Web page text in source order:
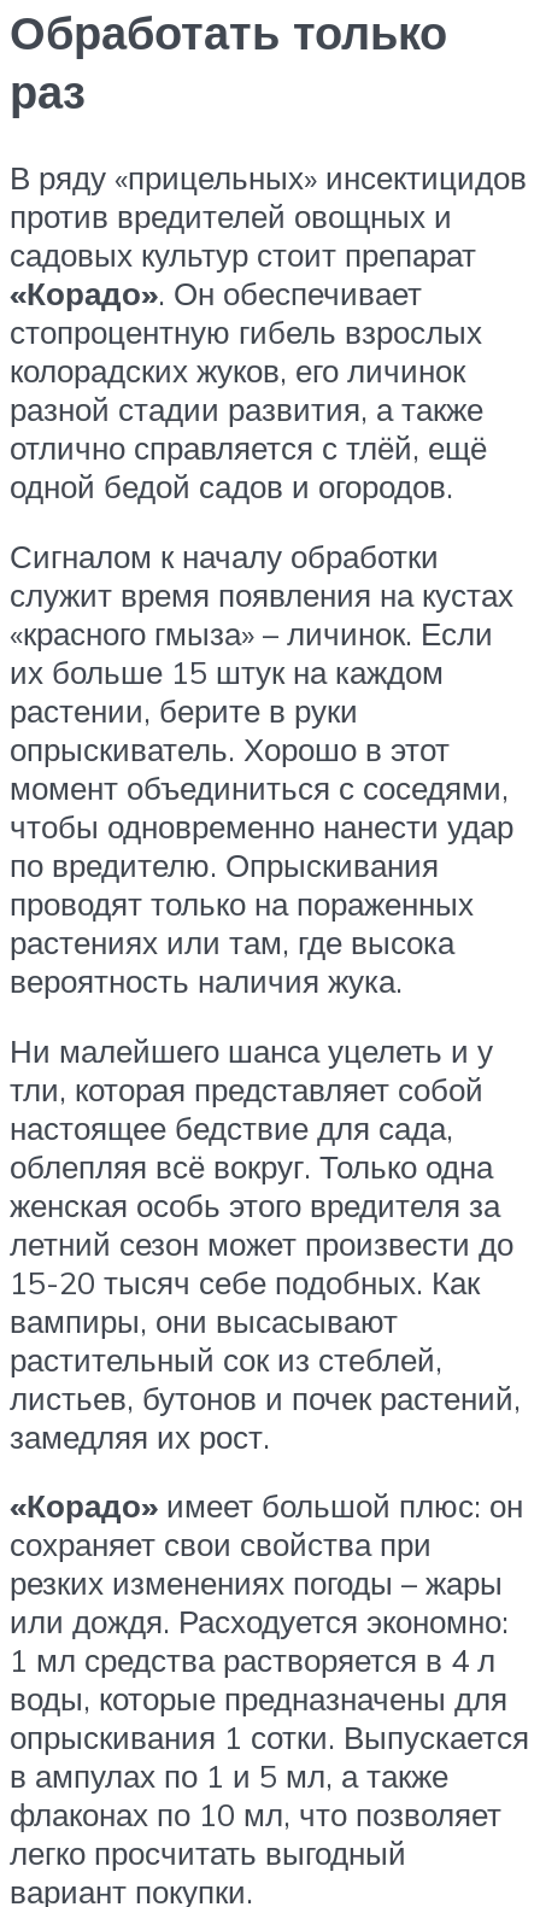
Обработать только
раз
В ряду «прицельных» инсектицидов
против вредителей овощных и
садовых культур стоит препарат
«Корадо». Он обеспечивает
стопроцентную гибель взрослых
колорадских жуков, его личинок
разной стадии развития, а также
отлично справляется с тлёй, ещё
одной бедой садов и огородов.
Сигналом к началу обработки
служит время появления на кустах
«красного гмыза» – личинок. Если
их больше 15 штук на каждом
растении, берите в руки
опрыскиватель. Хорошо в этот
момент объединиться с соседями,
чтобы одновременно нанести удар
по вредителю. Опрыскивания
проводят только на пораженных
растениях или там, где высока
вероятность наличия жука.
Ни малейшего шанса уцелеть и у
тли, которая представляет собой
настоящее бедствие для сада,
облепляя всё вокруг. Только одна
женская особь этого вредителя за
летний сезон может произвести до
15-20 тысяч себе подобных. Как
вампиры, они высасывают
растительный сок из стеблей,
листьев, бутонов и почек растений,
замедляя их рост.
«Корадо» имеет большой плюс: он
сохраняет свои свойства при
резких изменениях погоды – жары
или дождя. Расходуется экономно:
1 мл средства растворяется в 4 л
воды, которые предназначены для
опрыскивания 1 сотки. Выпускается
в ампулах по 1 и 5 мл, а также
флаконах по 10 мл, что позволяет
легко просчитать выгодный
вариант покупки.